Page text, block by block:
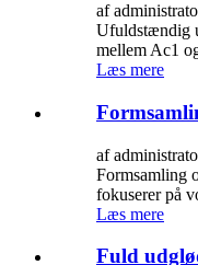
af
Ufuldstændig
mellem Ac1
Læs mere
af
Formsamling
fokuserer på
Læs mere
Fuld